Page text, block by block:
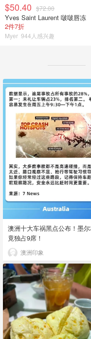
$50.40 $72.00
Yves Saint Laurent 啵啵唇冻
2件7折
Myer 944人感兴趣
澳洲十大车祸黑点公布！墨
竟独占9席！
澳洲印象